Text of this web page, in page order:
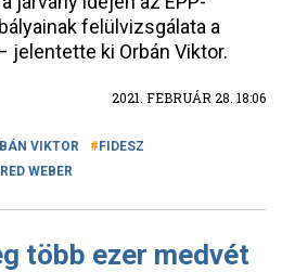
felülvizsgálata a
jelentette ki Orbán Viktor.
2021. FEBRUÁR 28. 18:06
VIKTOR
FIDESZ
WEBER
több ezer medvét